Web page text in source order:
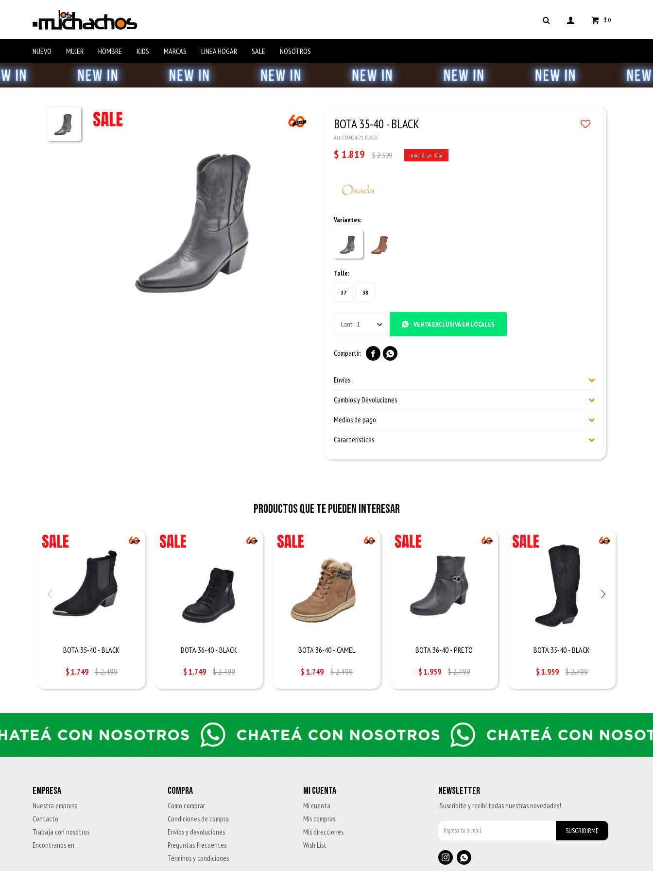
NUEVO MUJER HOMBRE KIDS MARCAS LINEA HOGAR SALE NOSOTROS
$ 0
BOTA 35-40 - BLACK
CD0424-21 BLACK
$ 1.819 $2.599 30
Variantes:
Talle:
37 38
1 VENTA EXCLUSIVA EN LOCALES
 
Envíos
Cambios y Devoluciones
Medios de pago
Características
Productos que te pueden interesar
BOTA 35-40 - BLACK
$1.749 $2.499
BOTA 36-40 - BLACK
$1.749 $2.499
BOTA 36-40 - CAMEL
$1.749 $2.499
BOTA 36-40 - PRETO
$1.959 $2.799
BOTA 35-40 - BLACK
$1.959 $2.799
EMPRESA
Nuestra empresa
Contacto
Trabaja con nosotros
Encontranos en…
COMPRA
Como comprar
Condiciones de compra
Envíos y devoluciones
Preguntas frecuentes
Términos y condiciones
MI CUENTA
Mi cuenta
Mis compras
Mis direcciones
Wish List
NEWSLETTER
¡Suscribite y recibí todas nuestras novedades!
SUSCRIBIRME
 